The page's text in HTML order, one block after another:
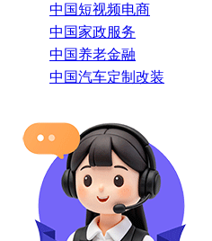
中国短视频电商
中国家政服务
中国养老金融
中国汽车定制改装